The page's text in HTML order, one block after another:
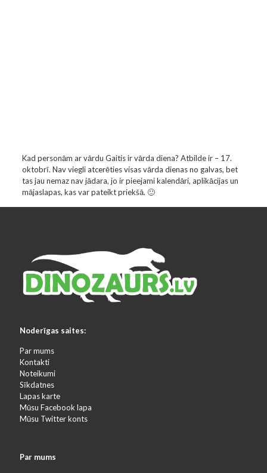
Kad personām ar vārdu Gaitis ir vārda diena? Atbilde ir – 17.
oktobrī. Nav viegli atcerēties visas vārda dienas no galvas, bet
tas jau nemaz nav jādara, jo ir pieejami kalendāri, aplikācijas un
mājaslapas, kas var pateikt priekšā. 🙂
Noderīgas saites:
Par mums
Kontakti
Noteikumi
Sīkdatnes
Lapas karte
Mūsu Facebook lapa
Mūsu Twitter konts
Par mums